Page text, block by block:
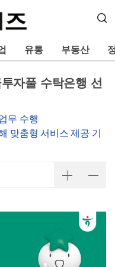
유통 부동산
자풀 수탁은행 선
무 수행
맞춤형 서비스 제공 기